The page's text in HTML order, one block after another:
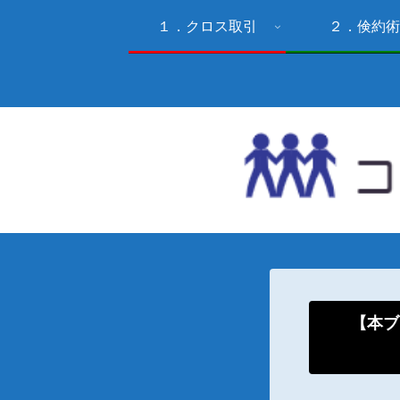
１．クロス取引 ２．倹約術
【本